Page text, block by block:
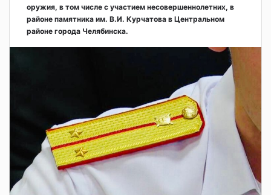
оружия, в том числе с участием несовершеннолетних, в
районе памятника им. В.И. Курчатова в Центральном
районе города Челябинска.